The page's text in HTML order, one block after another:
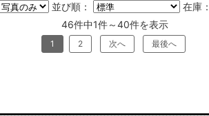
並び順：
在庫：
46件中1件～40件を表示
1 2 次へ 最後へ